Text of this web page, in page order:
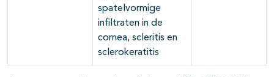
spatelvormige
infiltraten in de
cornea, scleritis en
sclerokeratitis